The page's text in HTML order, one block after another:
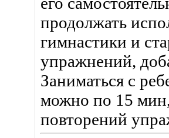
продолжать
гимнастики и
упражнений,
Заниматься с
можно по 15
повторений